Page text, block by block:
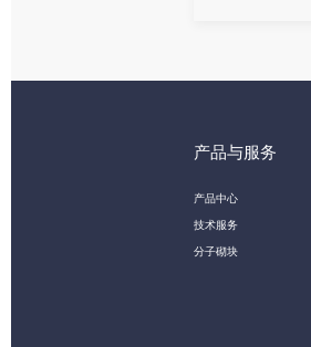
产品与服务
产品中心
技术服务
分子砌块